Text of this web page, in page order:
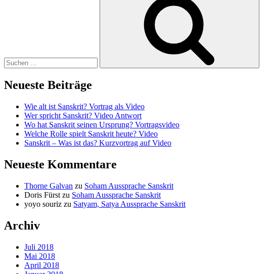
Neueste Beiträge
Wie alt ist Sanskrit? Vortrag als Video
Wer spricht Sanskrit? Video Antwort
Wo hat Sanskrit seinen Ursprung? Vortragsvideo
Welche Rolle spielt Sanskrit heute? Video
Sanskrit – Was ist das? Kurzvortrag auf Video
Neueste Kommentare
Thorne Galvan zu Soham Aussprache Sanskrit
Doris Fürst zu Soham Aussprache Sanskrit
yoyo souriz zu Satyam, Satya Aussprache Sanskrit
Archiv
Juli 2018
Mai 2018
April 2018